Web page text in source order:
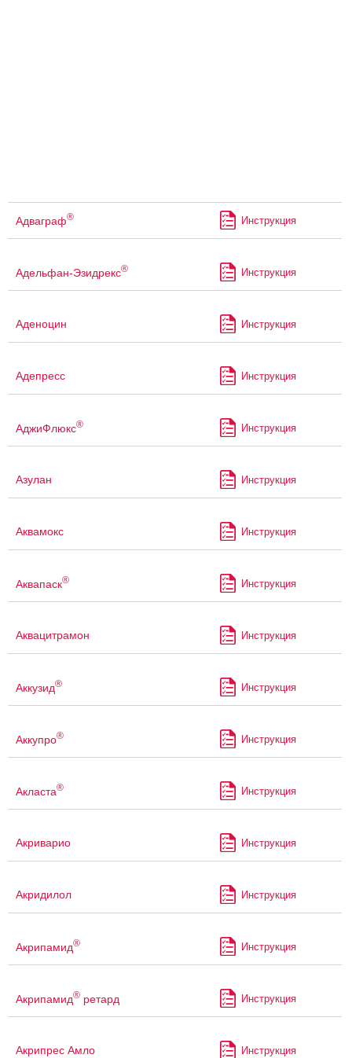
Адваграф® Инструкция
Адельфан-Эзидрекс® Инструкция
Аденоцин Инструкция
Адепресс Инструкция
АджиФлюкс® Инструкция
Азулан Инструкция
Аквамокс Инструкция
Аквапаск® Инструкция
Аквацитрамон Инструкция
Аккузид® Инструкция
Аккупро® Инструкция
Акласта® Инструкция
Акриварио Инструкция
Акридилол Инструкция
Акрипамид® Инструкция
Акрипамид® ретард Инструкция
Акрипрес Амло Инструкция